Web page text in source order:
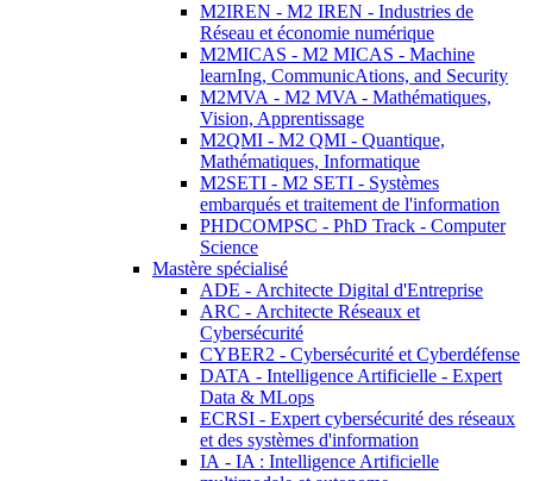
M2IREN - M2 IREN - Industries de
Réseau et économie numérique
M2MICAS - M2 MICAS - Machine
learnIng, CommunicAtions, and Security
M2MVA - M2 MVA - Mathématiques,
Vision, Apprentissage
M2QMI - M2 QMI - Quantique,
Mathématiques, Informatique
M2SETI - M2 SETI - Systèmes
embarqués et traitement de l'information
PHDCOMPSC - PhD Track - Computer
Science
Mastère spécialisé
ADE - Architecte Digital d'Entreprise
ARC - Architecte Réseaux et
Cybersécurité
CYBER2 - Cybersécurité et Cyberdéfense
DATA - Intelligence Artificielle - Expert
Data & MLops
ECRSI - Expert cybersécurité des réseaux
et des systèmes d'information
IA - IA : Intelligence Artificielle